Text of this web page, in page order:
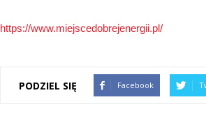
https://www.miejscedobrejenergii.pl/
PODZIEL SIĘ Facebook